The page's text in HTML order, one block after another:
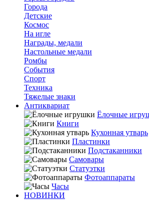
Города
Детские
Космос
На игле
Награды, медали
Настольные медали
Ромбы
События
Спорт
Техника
Тяжелые знаки
Антиквариат
Ёлочные
Книги
Кухонная утварь
Пластинки
Подстаканники
Самовары
Статуэтки
Фотоаппараты
Часы
НОВИНКИ